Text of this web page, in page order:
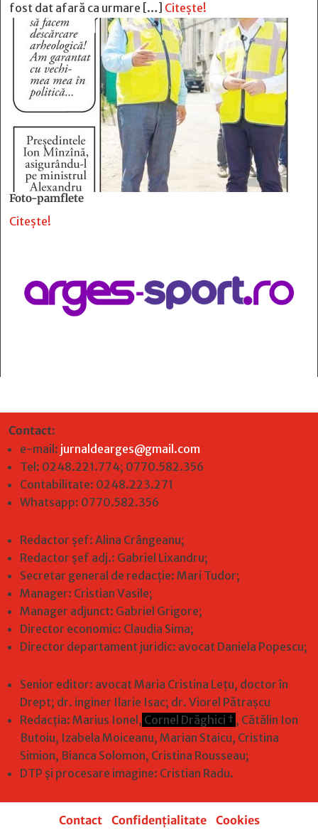
fost dat afară ca urmare […] Citește!
Foto-pamflete
Citește!
Contact:
e-mail: jurnaldearges@gmail.com
Tel: 0248.221.774; 0770.582.356
Contabilitate: 0248.223.271
Whatsapp: 0770.582.356
Redactor șef: Alina Crângeanu;
Redactor șef adj.: Gabriel Lixandru;
Secretar general de redacție: Mari Tudor;
Manager: Cristian Vasile;
Manager adjunct: Gabriel Grigore;
Director economic: Claudia Sima;
Director departament juridic: avocat Daniela Popescu;
Senior editor: avocat Maria Cristina Leţu, doctor în
Drept; dr. inginer Ilarie Isac; dr. Viorel Pătrașcu
Redacţia: Marius Ionel, Cornel Drăghici † , Cătălin Ion
Butoiu, Izabela Moiceanu, Marian Staicu, Cristina
Simion, Bianca Solomon, Cristina Rousseau;
DTP și procesare imagine: Cristian Radu.
Contact| Confidențialitate| Cookies